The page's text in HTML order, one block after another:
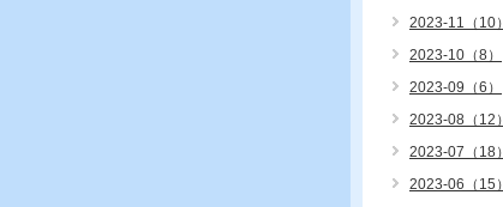
2023-11（10）
2023-10（8）
2023-09（6）
2023-08（12）
2023-07（18）
2023-06（15）